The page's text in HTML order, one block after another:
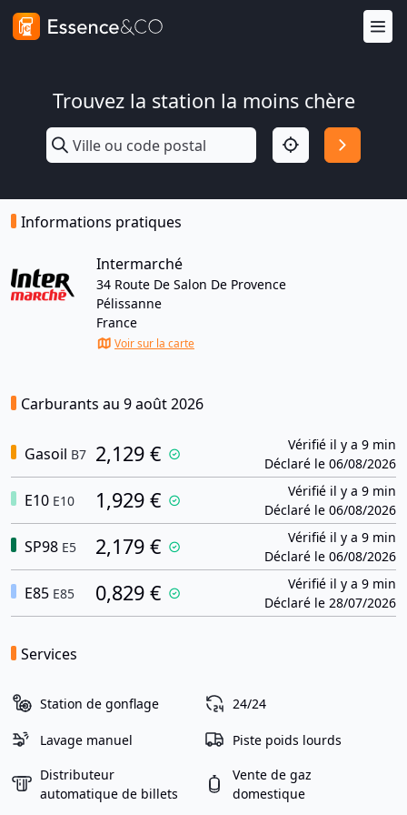
Trouvez la station la moins chère
Informations pratiques
Intermarché
34 Route De Salon De Provence
Pélissanne
France
Voir sur la carte
Carburants au 9 août 2026
Gasoil B7 2,129 €
Vérifié il y a 9 min
Déclaré le 06/08/2026
E10 E10 1,929 €
Vérifié il y a 9 min
Déclaré le 06/08/2026
SP98 E5 2,179 €
Vérifié il y a 9 min
Déclaré le 06/08/2026
E85 E85 0,829 €
Vérifié il y a 9 min
Déclaré le 28/07/2026
Services
Station de gonflage 24/24
Lavage manuel Piste poids lourds
Distributeur
automatique de billets
Vente de gaz
domestique